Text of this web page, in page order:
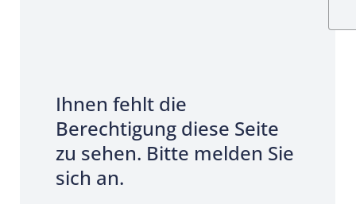
Ihnen fehlt die
Berechtigung diese Seite
zu sehen. Bitte melden Sie
sich an.